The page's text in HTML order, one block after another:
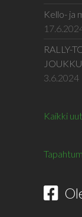
Kello- ja
RALLY-
3.6.2024
Kaikki